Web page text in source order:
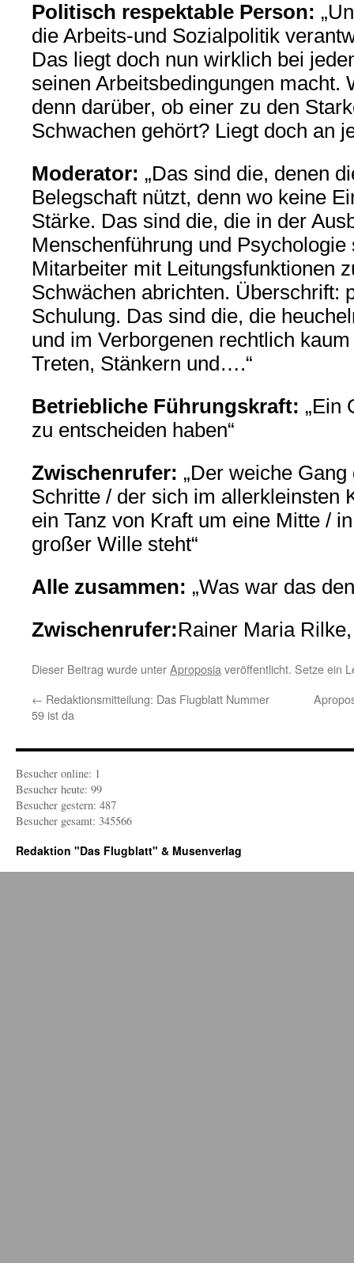
Politisch respektable Person:
die Arbeits-und Sozialpolitik
Das liegt doch nun wirklich bei
seinen Arbeitsbedingungen macht.
denn darüber, ob einer zu den
Schwachen gehört? Liegt doch an
Moderator: „Das sind die, denen
Belegschaft nützt, denn wo keine
Stärke. Das sind die, die in der
Menschenführung und Psychologie
Mitarbeiter mit Leitungsfunktionen
Schwächen abrichten. Überschrift:
Schulung. Das sind die, die
und im Verborgenen rechtlich
Treten, Stänkern und….“
Betriebliche Führungskraft: „Ein
zu entscheiden haben“
Zwischenrufer: „Der weiche
Schritte / der sich im allerkleinsten
ein Tanz von Kraft um eine Mitte /
großer Wille steht“
Alle zusammen: „Was war das
Zwischenrufer:Rainer Maria Rilke,
Dieser Beitrag wurde unterAproposia veröffentlicht. Setze ein
← Redaktionsmitteilung: Das Flugblatt Nummer
59 ist da
Besucher online: 1
Besucher heute: 99
Besucher gestern: 487
Besucher gesamt: 345566
Redaktion "Das Flugblatt" & Musenverlag